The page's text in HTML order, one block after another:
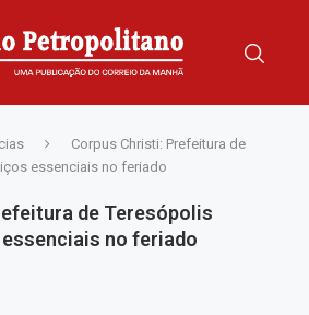
Corpus Christi: Prefeitura de
essenciais no feriado
de Teresópolis
no feriado